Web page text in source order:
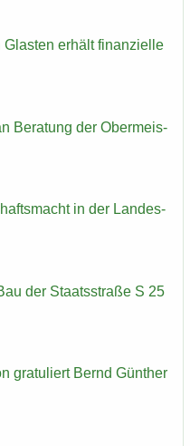
er­hält fi­nan­zi­el­le
Be­ra­tung der Ober­meis­
in der Lan­des­
der Staats­stra­ße S 25
gra­tu­liert Bernd Gün­ther